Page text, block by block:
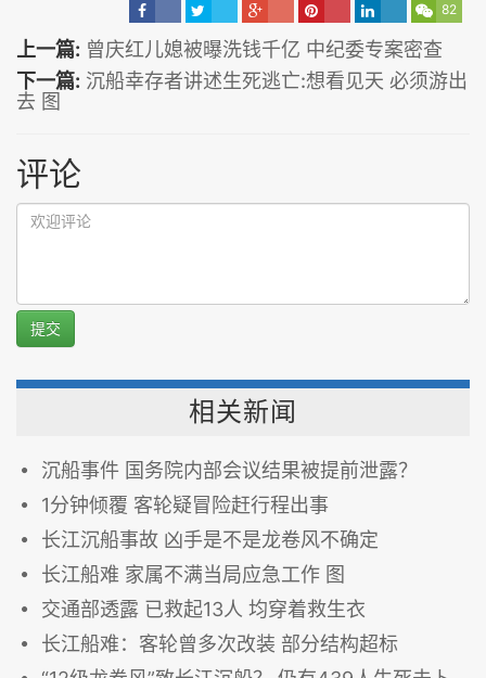
82
上一篇: 曾庆红儿媳被曝洗钱千亿 中纪委专案密查
下一篇: 沉船幸存者讲述生死逃亡:想看见天 必须游出
去 图
评论
提交
相关新闻
沉船事件 国务院内部会议结果被提前泄露？
1分钟倾覆 客轮疑冒险赶行程出事
长江沉船事故 凶手是不是龙卷风不确定
长江船难 家属不满当局应急工作 图
交通部透露 已救起13人 均穿着救生衣
长江船难：客轮曾多次改装 部分结构超标